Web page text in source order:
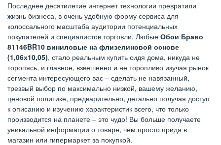
Последнее десятилетие интернет технологии превратили
жизнь бизнеса, в очень удобную форму сервиса для
колоссального масштаба аудитории потенциальных
покупателей и специалистов торговли. Любые Обои Браво
81146BR10 виниловые на флизелиновой основе
(1,06х10,05), стало реальным купить сидя дома, никуда не
торопясь, и главное, взвешенно и не торопливо изучая рынок
сегмента интересующего вас – сделать не навязанный,
трезвый выбор по максимально низкой, вашему желанию,
ценовой политике, предварительно, детально получая доступ
к описанию и изучению характеристик всего, что только
производится на планете – это чудо! Вы больше получаете
уникальной информации о товаре, чем просто придя в
магазин или гипермаркет за покупкой.